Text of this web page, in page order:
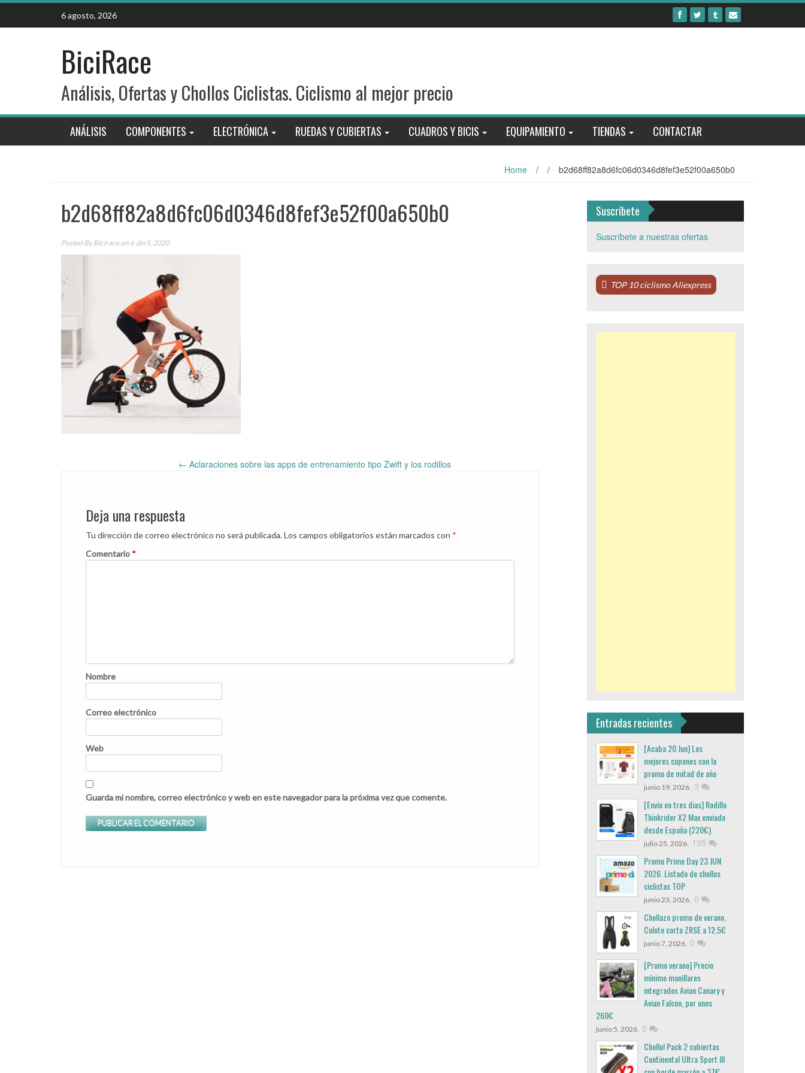
Skip
content
6 agosto, 2026
BiciRace
Análisis, Ofertas y Chollos Ciclistas. Ciclismo al mejor precio
ANÁLISIS COMPONENTES ELECTRÓNICA RUEDAS Y CUBIERTAS CUADROS Y BICIS EQUIPAMIENTO TIENDAS CONTACTAR
Home / / b2d68ff82a8d6fc06d0346d8fef3e52f00a650b0
b2d68ff82a8d6fc06d0346d8fef3e52f00a650b0
Posted ByBiciraceon 6 abril, 2020
Post
navigation
← Aclaraciones sobre las apps de entrenamiento tipo Zwift y los rodillos
Deja una respuesta
Tu dirección de correo electrónico no será publicada.Los campos obligatorios están marcados con *
Comentario *
Nombre
Correo electrónico
Web
Guarda mi nombre, correo electrónico y web en este navegador para la próxima vez que comente.
Suscríbete
Suscríbete a nuestras ofertas
TOP 10 ciclismo Aliexpress
Entradas recientes
[Acaba 20 Jun] Los
mejores cupones con la
promo de mitad de año
junio 19, 2026, 3
[Envio en tres dias] Rodillo
Thinkrider X2 Max enviado
desde España (220€)
julio 25, 2026, 135
Promo Prime Day 23 JUN
2026. Listado de chollos
ciclistas TOP
junio 23, 2026, 0
Chollazo promo de verano,
Culote corto ZRSE a 12,5€
junio 7, 2026, 0
[Promo verano] Precio
mínimo manillares
integrados Avian Canary y
Avian Falcon, por unos
260€
junio 5, 2026, 0
Chollo! Pack 2 cubiertas
Continental Ultra Sport III